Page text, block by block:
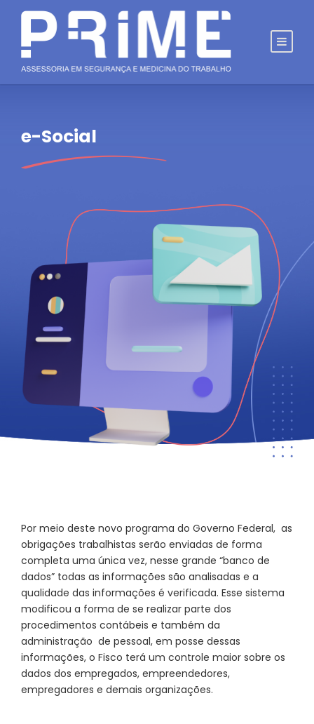
e-Social
Por meio deste novo programa do Governo Federal, as
obrigações trabalhistas serão enviadas de forma
completa uma única vez, nesse grande “banco de
dados” todas as informações são analisadas e a
qualidade das informações é verificada. Esse sistema
modificou a forma de se realizar parte dos
procedimentos contábeis e também da
administração de pessoal, em posse dessas
informações, o Fisco terá um controle maior sobre os
dados dos empregados, empreendedores,
empregadores e demais organizações.